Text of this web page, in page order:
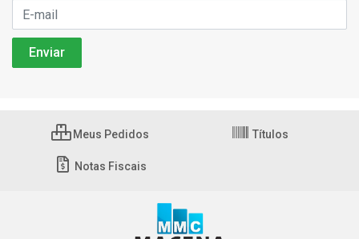
Meus Pedidos Títulos
Notas Fiscais